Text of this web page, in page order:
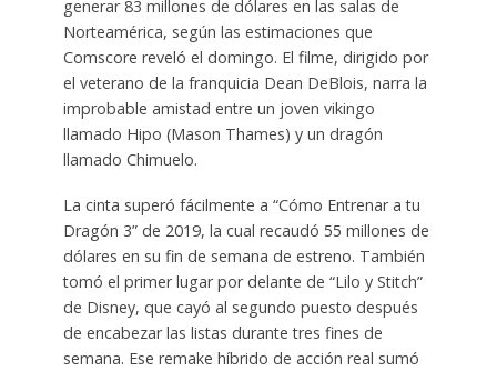
generar 83 millones de dólares en las salas de
Norteamérica, según las estimaciones que
Comscore reveló el domingo. El filme, dirigido por
el veterano de la franquicia Dean DeBlois, narra la
improbable amistad entre un joven vikingo
llamado Hipo (Mason Thames) y un dragón
llamado Chimuelo.
La cinta superó fácilmente a “Cómo Entrenar a tu
Dragón 3” de 2019, la cual recaudó 55 millones de
dólares en su fin de semana de estreno. También
tomó el primer lugar por delante de “Lilo y Stitch”
de Disney, que cayó al segundo puesto después
de encabezar las listas durante tres fines de
semana. Ese remake híbrido de acción real sumó